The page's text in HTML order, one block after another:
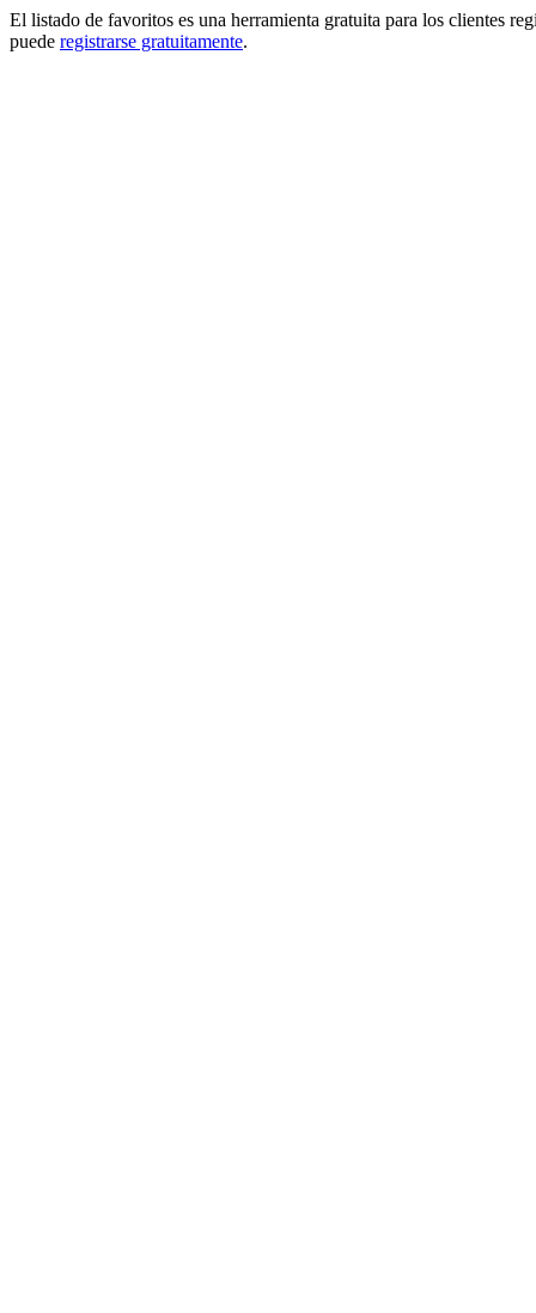
El listado de favoritos es una herramienta gratuita para los clientes
puede registrarse gratuitamente.